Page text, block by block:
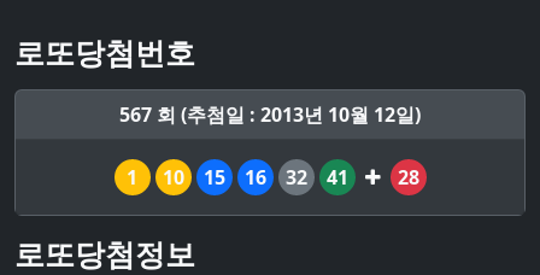
로또당첨번호
567 회 (추첨일 : 2013년 10월 12일)
1 10 15 16 32 41 28
로또당첨정보